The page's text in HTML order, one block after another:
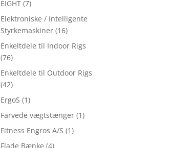
EIGHT (7)
Elektroniske / Intelligente
Styrkemaskiner (16)
Enkeltdele til Indoor Rigs
(76)
Enkeltdele til Outdoor Rigs
(42)
ErgoS (1)
Farvede vægtstænger (1)
Fitness Engros A/S (1)
Flade Bænke (4)